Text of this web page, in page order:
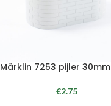
Märklin 7253 pijler 30mm
€2.75